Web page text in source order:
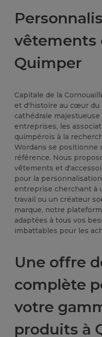
vêtements
Quimper
Capitale de la
et d'histoire au cœur du
cathédrale
entreprises, les
quimpérois à la
Wordans se positionne
référence. Nous
vêtements et
pour la
entreprise cherchant à
travail ou un créateur
marque, notre
adaptées à tous vos
imbattables pour les
Une offre
complète
votre
produits à